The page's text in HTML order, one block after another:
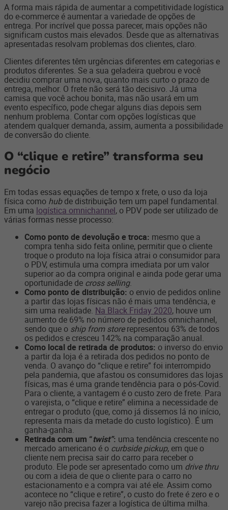
A forma mais rápida de aumentar a competitividade logística
do e-commerce é aumentar a variedade de opções de
entrega. Por incrível que possa parecer, mais opções não
significam custos mais elevados. Desde que as alternativas
apresentadas resolvam problemas dos clientes, claro.
Clientes diferentes têm urgências diferentes em categorias e
produtos diferentes. Se a sua geladeira quebrou e você
decidiu comprar uma nova, quanto mais curto o prazo de
entrega, melhor. O frete não será tão decisivo. Já uma
camisa que você achou bonita, mas não usará em um
evento específico, pode chegar alguns dias depois sem
nenhum problema. Contar com opções logísticas que
atendem qualquer demanda, assim, aumenta a possibilidade
de conversão do cliente.
O “clique e retire” transforma seu
negócio
Em todas essas equações de tempo x frete, o uso da loja
física como hubde distribuição tem um papel fundamental.
Em uma logística omnichannel, o PDV pode ser utilizado de
várias formas nesse processo:
Como ponto de devolução e troca: mesmo que a
compra tenha sido feita online, permitir que o cliente
troque o produto na loja física atrai o consumidor para
o PDV, estimula uma compra imediata por um valor
superior ao da compra original e ainda pode gerar uma
oportunidade de cross selling.
Como ponto de distribuição: o envio de pedidos online
a partir das lojas físicas não é mais uma tendência, e
sim uma realidade. Na Black Friday 2020, houve um
aumento de 69% no número de pedidos omnichannel,
sendo que o ship from storerepresentou 63% de todos
os pedidos e cresceu 142% na comparação anual.
Como local de retirada de produtos: o inverso do envio
a partir da loja é a retirada dos pedidos no ponto de
venda. O avanço do “clique e retire” foi interrompido
pela pandemia, que afastou os consumidores das lojas
físicas, mas é uma grande tendência para o pós-Covid.
Para o cliente, a vantagem é o custo zero de frete. Para
o varejista, o “clique e retire” elimina a necessidade de
entregar o produto (que, como já dissemos lá no início,
representa mais da metade do custo logístico). É um
ganha-ganha.
Retirada com um “twist”: uma tendência crescente no
mercado americano é o curbside pickup, em que o
cliente nem precisa sair do carro para receber o
produto. Ele pode ser apresentado como um drive thru
ou com a ideia de que o cliente para o carro no
estacionamento e a compra vai até ele. Assim como
acontece no “clique e retire”, o custo do frete é zero e o
varejo não precisa fazer a logística de última milha.